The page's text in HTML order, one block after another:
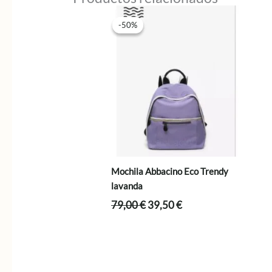
-50%
-50%
Mochila Abbacino Eco Trendy
lavanda
79,00€El
39,50€El